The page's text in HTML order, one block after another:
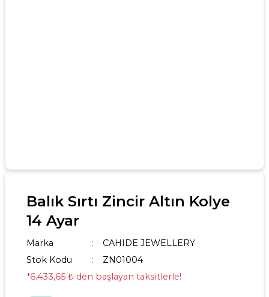
Balık Sırtı Zincir Altın Kolye
14 Ayar
Marka
CAHIDE JEWELLERY
Stok Kodu
ZN01004
*6.433,65 ₺ den başlayan taksitlerle!